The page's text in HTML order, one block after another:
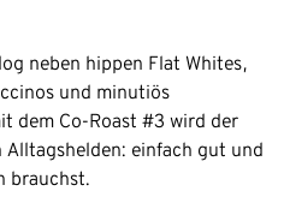
neben hippen Flat Whites,
und minutiös
dem Co-Roast #3 wird der
einfach gut und
brauchst.